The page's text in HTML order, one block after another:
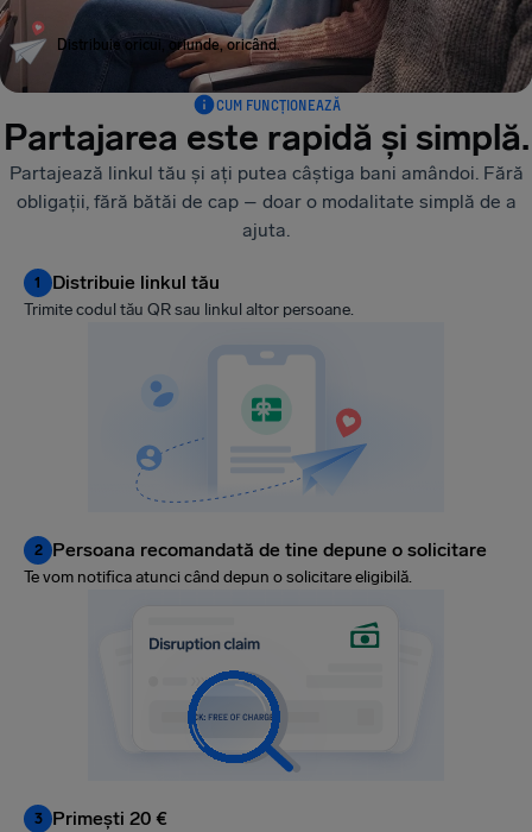
Distribuie oricui, oriunde, oricând.
CUM FUNCȚIONEAZĂ
Partajarea este rapidă și simplă.
Partajează linkul tău și ați putea câștiga bani amândoi. Fără
obligații, fără bătăi de cap – doar o modalitate simplă de a
ajuta.
1 Distribuie linkul tău
Trimite codul tău QR sau linkul altor persoane.
2 Persoana recomandată de tine depune o solicitare
Te vom notifica atunci când depun o solicitare eligibilă.
3 Primești 20 €